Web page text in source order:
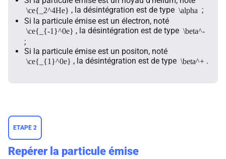
\ce{_2^4He} , la désintégration est de type \alpha ;
Si la particule émise est un électron, noté
\ce{_{-1}^0e} , la désintégration est de type \beta^-
;
Si la particule émise est un positon, noté
\ce{_{1}^0e} , la désintégration est de type \beta^+ .
ETAPE 2
Repérer la particule émise